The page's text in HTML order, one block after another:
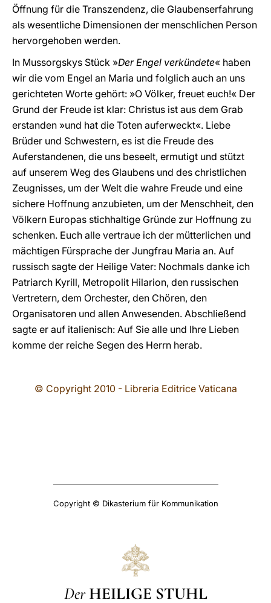
Öffnung für die Transzendenz, die Glaubenserfahrung
als wesentliche Dimensionen der menschlichen Person
hervorgehoben werden.
In Mussorgskys Stück »Der Engel verkündete« haben
wir die vom Engel an Maria und folglich auch an uns
gerichteten Worte gehört: »O Völker, freuet euch!« Der
Grund der Freude ist klar: Christus ist aus dem Grab
erstanden »und hat die Toten auferweckt«. Liebe
Brüder und Schwestern, es ist die Freude des
Auferstandenen, die uns beseelt, ermutigt und stützt
auf unserem Weg des Glaubens und des christlichen
Zeugnisses, um der Welt die wahre Freude und eine
sichere Hoffnung anzubieten, um der Menschheit, den
Völkern Europas stichhaltige Gründe zur Hoffnung zu
schenken. Euch alle vertraue ich der mütterlichen und
mächtigen Fürsprache der Jungfrau Maria an. Auf
russisch sagte der Heilige Vater: Nochmals danke ich
Patriarch Kyrill, Metropolit Hilarion, den russischen
Vertretern, dem Orchester, den Chören, den
Organisatoren und allen Anwesenden. Abschließend
sagte er auf italienisch: Auf Sie alle und Ihre Lieben
komme der reiche Segen des Herrn herab.
© Copyright 2010 - Libreria Editrice Vaticana
Copyright © Dikasterium für Kommunikation
Der HEILIGE STUHL